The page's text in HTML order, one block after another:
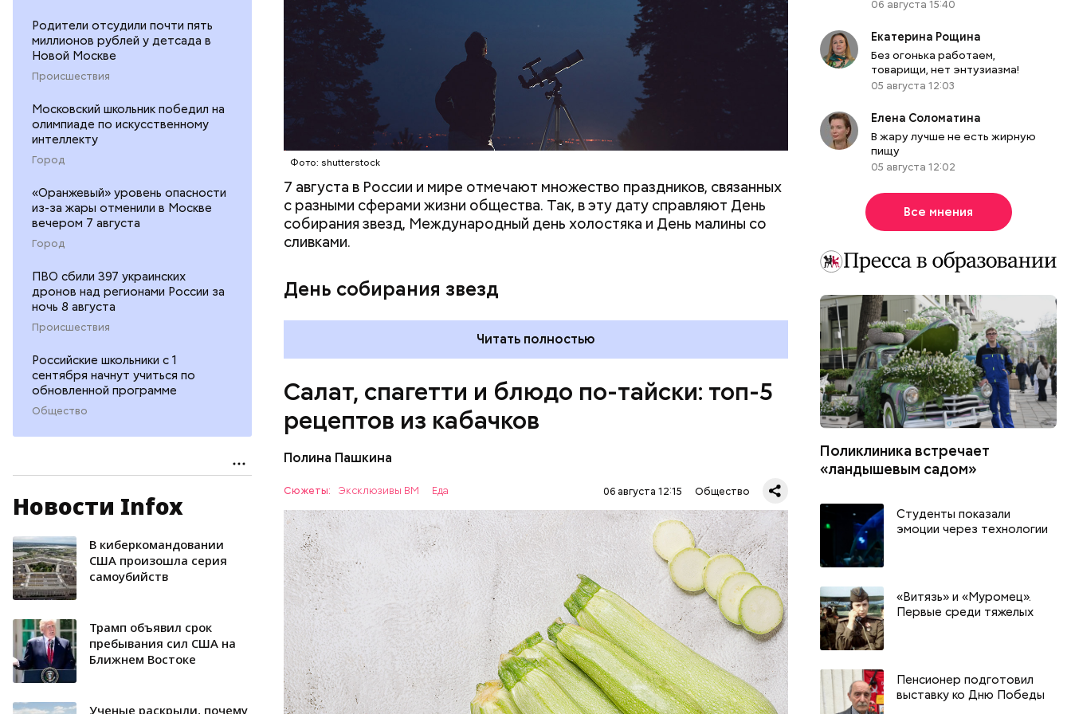
Родители отсудили почти пять
миллионов рублей у детсада в
Новой Москве
Происшествия
Московский школьник победил на
олимпиаде по искусственному
интеллекту
Город
«Оранжевый» уровень опасности
из-за жары отменили в Москве
вечером 7 августа
Город
ПВО сбили 397 украинских
дронов над регионами России за
ночь 8 августа
Происшествия
Российские школьники с 1
сентября начнут учиться по
обновленной программе
Общество
Новости Infox
В киберкомандовании
США произошла серия
самоубийств
Трамп объявил срок
пребывания сил США на
Ближнем Востоке
Ученые раскрыли, почему
Фото: shutterstock
7 августа в России и мире отмечают множество праздников, связанных
с разными сферами жизни общества. Так, в эту дату справляют День
собирания звезд, Международный день холостяка и День малины со
сливками.
День собирания звезд
Читать полностью
Салат, спагетти и блюдо по-тайски: топ-5
рецептов из кабачков
Полина Пашкина
Сюжеты: Эксклюзивы ВМ Еда 06 августа 12:15 Общество
Ингредиенты:
петрушка;
чеснок;
оливковое масло;
соль.
ЕДА ОВОЩИ РЕЦЕПТЫ
06 августа 15:40
Екатерина Рощина
Без огонька работаем,
товарищи, нет энтузиазма!
05 августа 12:03
Елена Соломатина
В жару лучше не есть жирную
пищу
05 августа 12:02
Все мнения
Поликлиника встречает
«ландышевым садом»
Студенты показали
эмоции через технологии
«Витязь» и «Муромец».
Первые среди тяжелых
Пенсионер подготовил
выставку ко Дню Победы